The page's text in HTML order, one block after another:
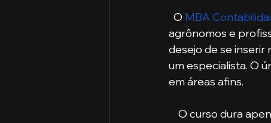
  O
MBA
agrônomos e
desejo de se
um especialista. O
em áreas afins.